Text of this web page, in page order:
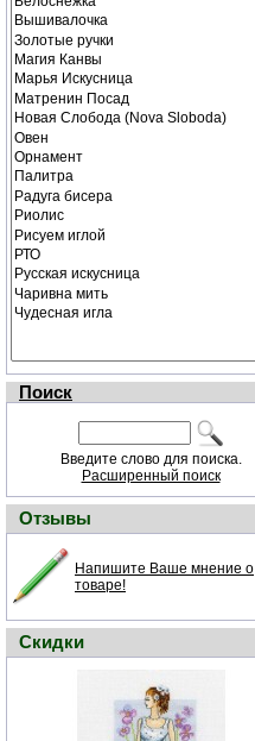
Поиск
Введите слово для поиска.
Расширенный поиск
Отзывы
Напишите Ваше мнение о
товаре!
Скидки